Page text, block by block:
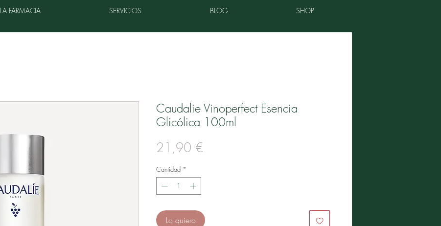
LA FARMACIA SERVICIOS BLOG SHOP
Caudalie Vinoperfect Esencia
Glicólica 100ml
21,90 €
Cantidad *
Lo quiero